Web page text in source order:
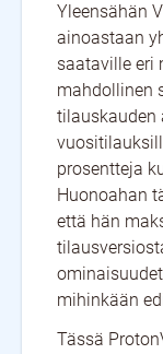
Yleensähän
ainoastaan
saataville eri
mahdollinen
tilauskauden
prosentteja
Huonoahan
että hän
mihinkään
Tässä